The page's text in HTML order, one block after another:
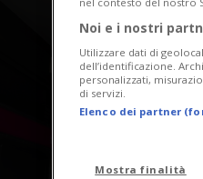
Noi e i nostri
Utilizzare dati di
dell’identificazione.
personalizzati,
di servizi.
Elenco dei partner
Mostra finalità